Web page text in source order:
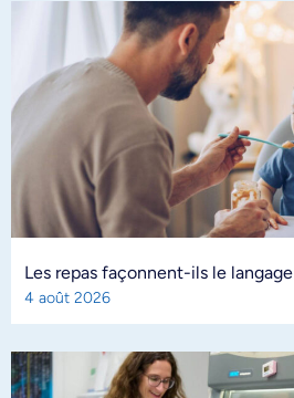
Les repas façonnent-ils le
4 août 2026